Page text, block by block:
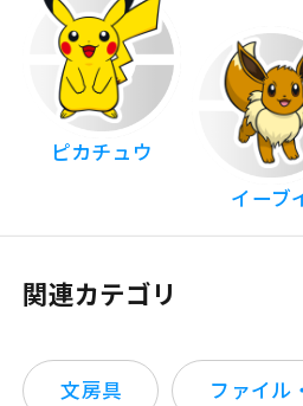
ピカチュウ
イーブ
関連カテゴリ
文房具 ファイル